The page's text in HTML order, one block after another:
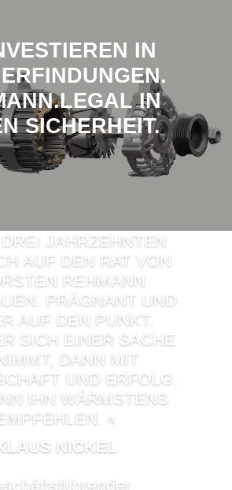
IN
IN
SICHERHEIT.
JAHRZEHNTEN
AUF DEN RAT VON
REHMANN
PRÄGNANT UND
AUF DEN PUNKT.
SICH EINER SACHE
DANN MIT
UND ERFOLG.
IHN WÄRMSTENS
EMPFEHLEN. «
NICKEL